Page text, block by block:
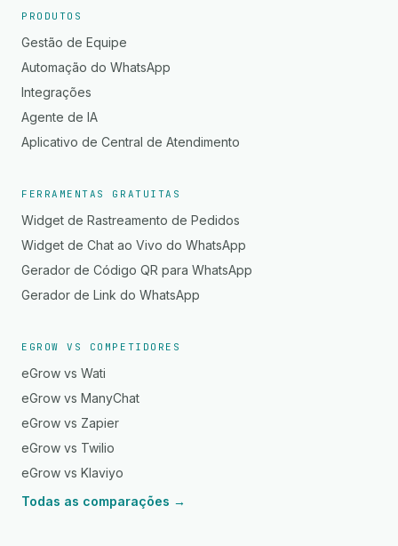
PRODUTOS
Gestão de Equipe
Automação do WhatsApp
Integrações
Agente de IA
Aplicativo de Central de Atendimento
FERRAMENTAS GRATUITAS
Widget de Rastreamento de Pedidos
Widget de Chat ao Vivo do WhatsApp
Gerador de Código QR para WhatsApp
Gerador de Link do WhatsApp
EGROW VS COMPETIDORES
eGrow vs Wati
eGrow vs ManyChat
eGrow vs Zapier
eGrow vs Twilio
eGrow vs Klaviyo
Todas as comparações →